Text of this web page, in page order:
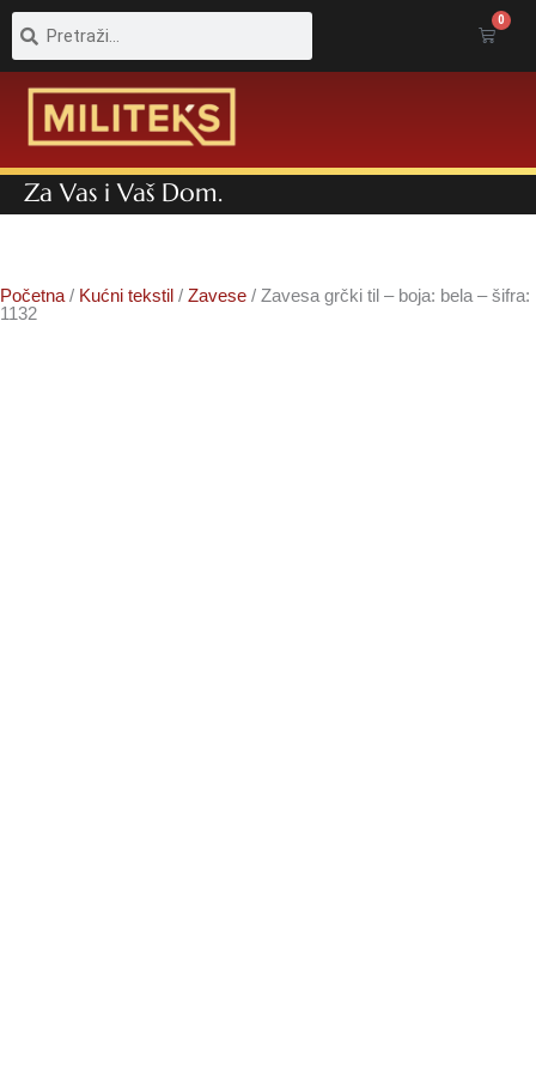
Pretraga 0
Cart
Za Vas i Vaš Dom.
Početna / Kućni tekstil / Zavese / Zavesa grčki til – boja: bela – šifra:
1132